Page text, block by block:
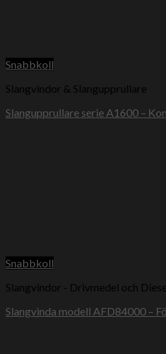
Snabbkoll
Slangvindor & Slangupprullare
Slangupprullare serie A1600 –
Snabbkoll
Slangvindor - Drivmedel och
Slangvinda modell AFD84000 –